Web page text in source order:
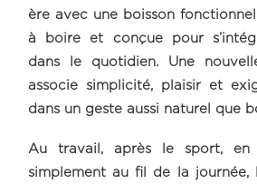
ère avec une boisson
à boire et conçue pour
dans le quotidien. Une
associe simplicité, plaisir et
dans un geste aussi naturel que
Au travail, après le sport, en
simplement au fil de la journée,